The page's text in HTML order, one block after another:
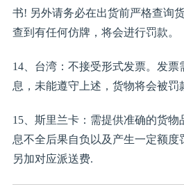
书! 另外请务必在出货前严格查询
查到有任何仿牌，将会进行罚款。
14、台湾：不接受形式发票。发
息，未能遵守上述，货物将会被罚
15、斯里兰卡：需提供准确的货
息不全后果自负以及产生一定额度
另加对应派送费.